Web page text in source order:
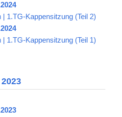
| 1.TG-Kappensitzung (Teil 2)
| 1.TG-Kappensitzung (Teil 1)